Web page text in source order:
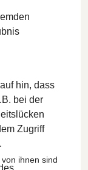
hin, dass
bei der
Zugriff
ihnen sind